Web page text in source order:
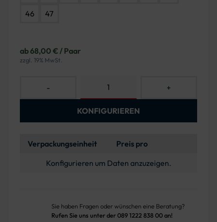
46
47
ab 68,00 € / Paar
zzgl. 19% MwSt.
- +
KONFIGURIEREN
Verpackungseinheit
Preis pro
Konfigurieren um Daten anzuzeigen.
Sie haben Fragen oder wünschen eine Beratung?
Rufen Sie uns unter der 089 1222 838 00 an!